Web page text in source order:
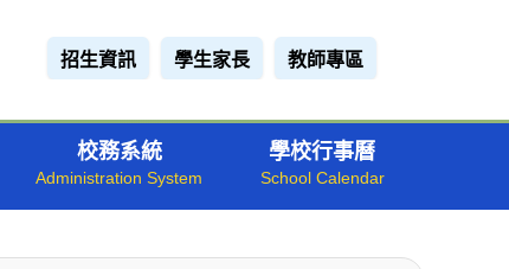
招生資訊 學生家長 教師專區
校務系統 學校行事曆